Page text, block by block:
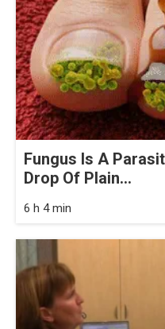
Fungus Is A
Drop Of Plain...
6 h 4 min